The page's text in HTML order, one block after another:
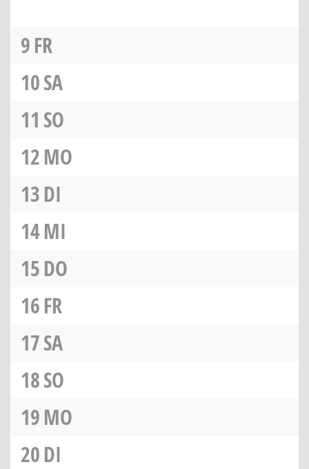
9FR
10SA
11 SO
12MO
13DI
14MI
15DO
16FR
17SA
18SO
19MO
20DI